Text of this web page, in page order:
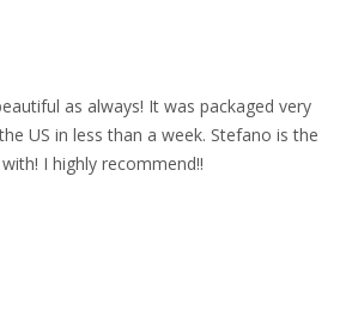
as always! It was packaged very
US in less than a week. Stefano is the
I highly recommend!!